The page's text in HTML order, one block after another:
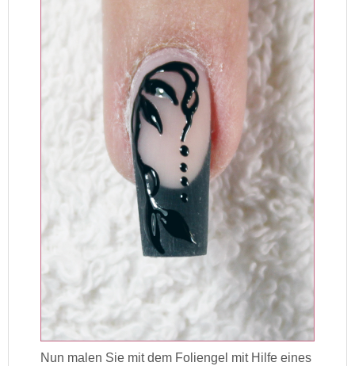
Nun malen Sie mit dem Foliengel mit Hilfe eines